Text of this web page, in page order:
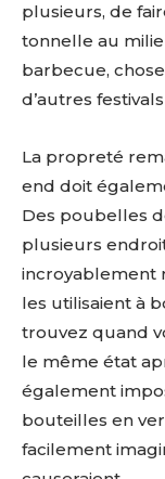
plusieurs, de
tonnelle au
barbecue,
d’autres
La propreté
end doit
Des poubelles
plusieurs
incroyablement
les utilisaient à
trouvez quand
le même état
également
bouteilles en
facilement